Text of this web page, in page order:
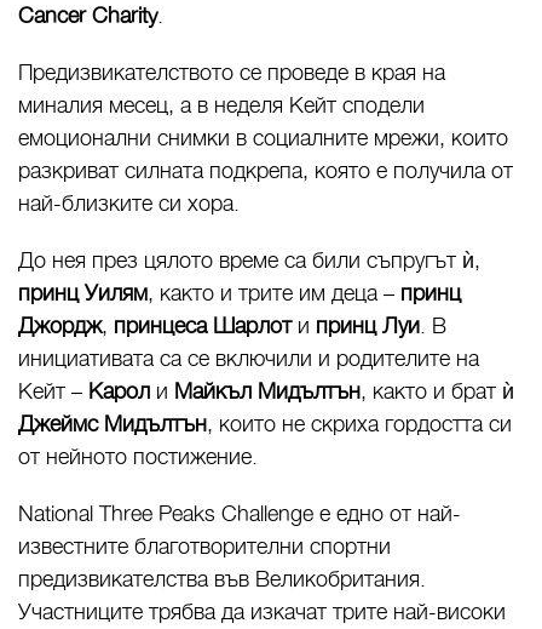
Cancer Charity.
Предизвикателството се проведе в края на
миналия месец, а в неделя Кейт сподели
емоционални снимки в социалните мрежи, които
разкриват силната подкрепа, която е получила от
най-близките си хора.
До нея през цялото време са били съпругът ѝ,
принц Уилям, както и трите им деца – принц
Джордж, принцеса Шарлоти принц Луи. В
инициативата са се включили и родителите на
Кейт – Карол и Майкъл Мидълтън, както и брат ѝ
Джеймс Мидълтън, които не скриха гордостта си
от нейното постижение.
National Three Peaks Challenge е едно от най-
известните благотворителни спортни
предизвикателства във Великобритания.
Участниците трябва да изкачат трите най-високи